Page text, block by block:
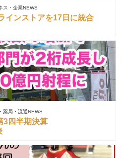
ス・企業NEWS
インストアを17日に統合
薬局・流通NEWS
3四半期決算